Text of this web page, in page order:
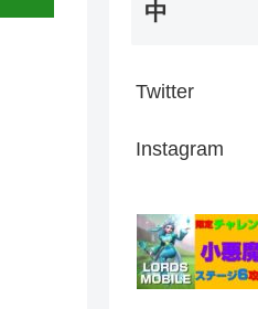
中
Twitter
Instagram